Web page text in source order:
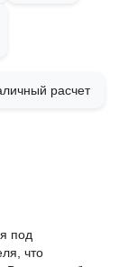
расчет
под
что